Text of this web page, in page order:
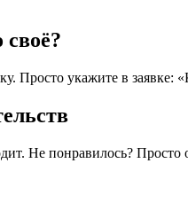
Просто укажите в
Не понравилось?